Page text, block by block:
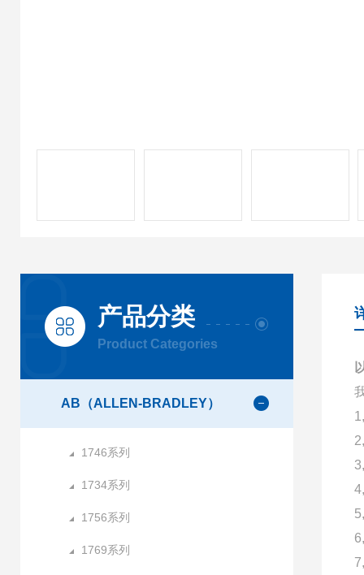
产品分类
Product Categories
AB（ALLEN-BRADLEY）
1746系列
1734系列
1756系列
1769系列